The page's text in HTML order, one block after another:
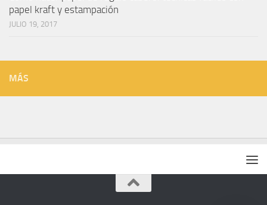
papel kraft y estampación
JULIO 19, 2017
MÁS